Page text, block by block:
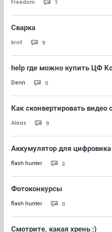
Freedom 7
Сварка
kroll 9
help где можно купить ЦФ
Denn 0
Как сконвертировать видео
Alexis 9
Аккумулятор для цифровика
flash hunter 2
Фотоконкурсы
flash hunter 0
Смотрите, какая хрень :)